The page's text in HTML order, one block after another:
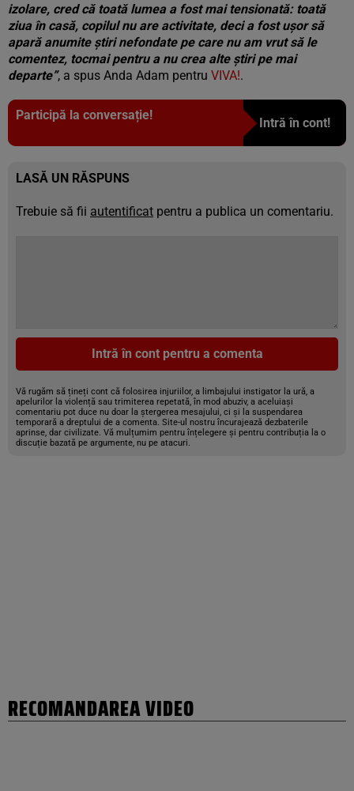
izolare, cred că toată lumea a fost mai tensionată: toată
ziua în casă, copilul nu are activitate, deci a fost ușor să
apară anumite știri nefondate pe care nu am vrut să le
comentez, tocmai pentru a nu crea alte știri pe mai
departe”, a spus Anda Adam pentru VIVA!.
Participă la conversație!
Intră în cont!
LASĂ UN RĂSPUNS
Trebuie să fii autentificat pentru a publica un comentariu.
Intră în cont pentru a comenta
Vă rugăm să țineți cont că folosirea injuriilor, a limbajului instigator la ură, a
apelurilor la violență sau trimiterea repetată, în mod abuziv, a aceluiași
comentariu pot duce nu doar la ștergerea mesajului, ci și la suspendarea
temporară a dreptului de a comenta. Site-ul nostru încurajează dezbaterile
aprinse, dar civilizate. Vă mulțumim pentru înțelegere și pentru contribuția la o
discuție bazată pe argumente, nu pe atacuri.
RECOMANDAREA VIDEO